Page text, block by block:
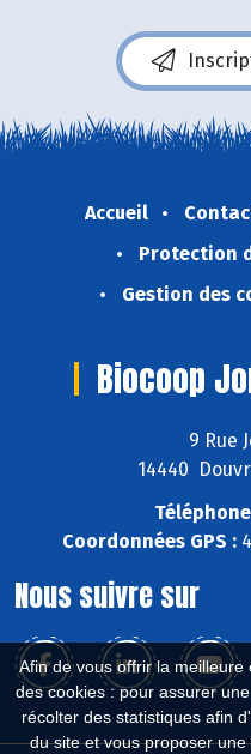
Afin de vous offrir la
des cookies : pour assurer
récolter des statistiques afin
du site et vous proposer
Accueil
Protection
Gestion des
Biocoop
9 Rue
14440
Coordonnées GPS :
Nous suivre sur